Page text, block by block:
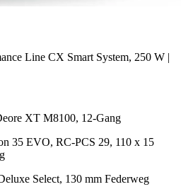
Line CX Smart System, 250 W |
XT M8100, 12-Gang
35 EVO, RC-PCS 29, 110 x 15
Select, 130 mm Federweg